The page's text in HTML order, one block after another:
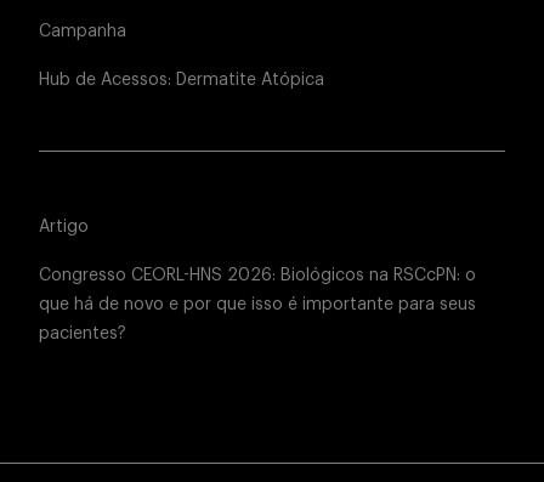
Campanha
Hub de Acessos: Dermatite Atópica
Artigo
Congresso CEORL-HNS 2026: Biológicos na RSCcPN: o
que há de novo e por que isso é importante para seus
pacientes?